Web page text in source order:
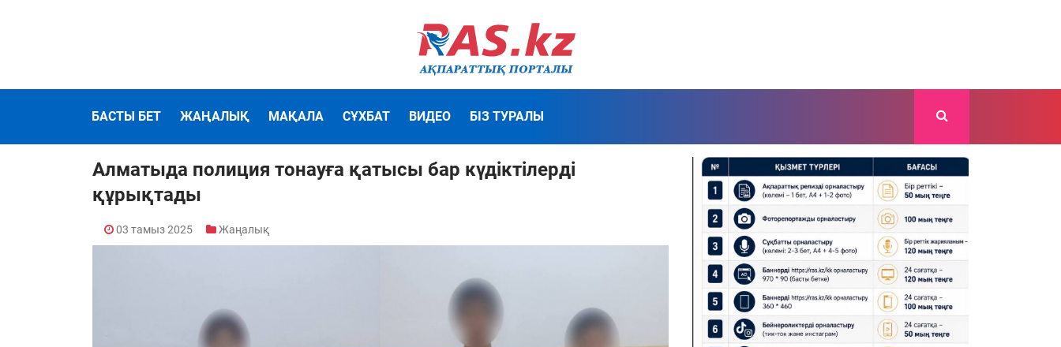
БАСТЫ БЕТ ЖАҢАЛЫҚ МАҚАЛА СҰХБАТ ВИДЕО БІЗ ТУРАЛЫ
Алматыда полиция тонауға қатысы бар күдіктілерді
құрықтады
03 тамыз 2025 Жаңалық